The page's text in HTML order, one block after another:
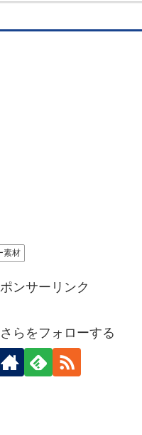
素材
ンサーリンク
らをフォローする